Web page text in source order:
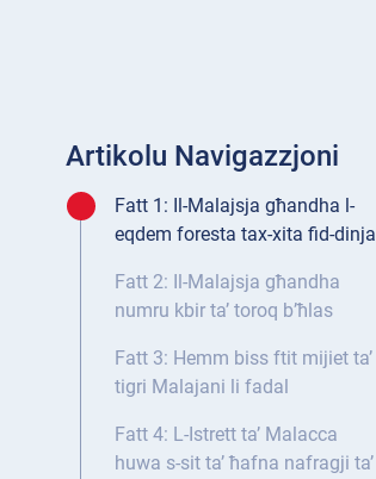
Artikolu Navigazzjoni
Fatt 1: Il-Malajsja għandha l-
eqdem foresta tax-xita fid-dinja
Fatt 2: Il-Malajsja għandha
numru kbir ta’ toroq b’ħlas
Fatt 3: Hemm biss ftit mijiet ta’
tigri Malajani li fadal
Fatt 4: L-Istrett ta’ Malacca
huwa s-sit ta’ ħafna nafragji ta’